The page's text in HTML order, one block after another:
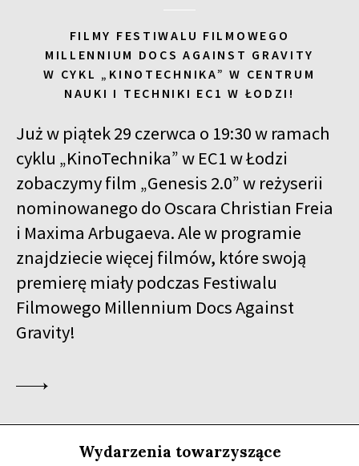
18:00
Kinoteka, sala 1
KUP BILET
18:00
Kinoteka
18:15
Luna, sala B
ZNIKAJĄCA WYSPA
KUP BILET
18:45
Kinoteka, sala 4
BUDDA, NASTOLATKI I PIŁKA NOŻNA
KUP BILET
18:45
Iluzjon, sala Mała Czarna
ŚNIĄC O MURAKAMIM
KUP BILET
POKOLENIE PIENIĄDZA
19:00
Kinoteka, sala 7
KUP BILET
FILMY FESTIWALU FILMOWEGO
MILLENNIUM DOCS AGAINST GRAVITY
W CYKL „KINOTECHNIKA” W CENTRUM
NAUKI I TECHNIKI EC1 W ŁODZI!
Już w piątek 29 czerwca o 19:30 w ramach
cyklu „KinoTechnika” w EC1 w Łodzi
zobaczymy film „Genesis 2.0” w reżyserii
nominowanego do Oscara Christian Freia
i Maxima Arbugaeva. Ale w programie
znajdziecie więcej filmów, które swoją
premierę miały podczas Festiwalu
Filmowego Millennium Docs Against
Gravity!
Wydarzenia towarzyszące